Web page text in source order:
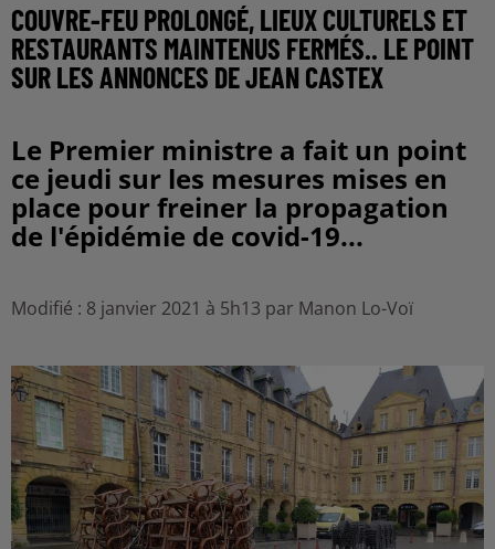
COUVRE-FEU PROLONGÉ, LIEUX CULTURELS ET
RESTAURANTS MAINTENUS FERMÉS.. LE POINT
SUR LES ANNONCES DE JEAN CASTEX
Le Premier ministre a fait un point
ce jeudi sur les mesures mises en
place pour freiner la propagation
de l'épidémie de covid-19...
Modifié : 8 janvier 2021 à 5h13 par Manon Lo-Voï